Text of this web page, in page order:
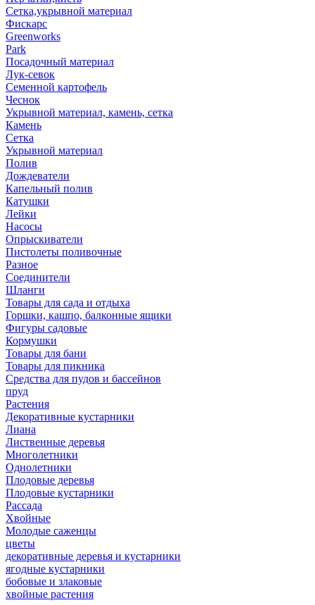
Сетка,укрывной материал
Фискарс
Greenworks
Park
Посадочный материал
Лук-севок
Семенной картофель
Чеснок
Укрывной материал, камень, сетка
Камень
Сетка
Укрывной материал
Полив
Дождеватели
Капельный полив
Катушки
Лейки
Насосы
Опрыскиватели
Пистолеты поливочные
Разное
Соединители
Шланги
Товары для сада и отдыха
Горшки, кашпо, балконные ящики
Фигуры садовые
Кормушки
Товары для бани
Товары для пикника
Средства для пудов и бассейнов
пруд
Растения
Декоративные кустарники
Лиана
Лиственные деревья
Многолетники
Однолетники
Плодовые деревья
Плодовые кустарники
Рассада
Хвойные
Молодые саженцы
цветы
декоративные деревья и кустарники
ягодные кустарники
бобовые и злаковые
хвойные растения